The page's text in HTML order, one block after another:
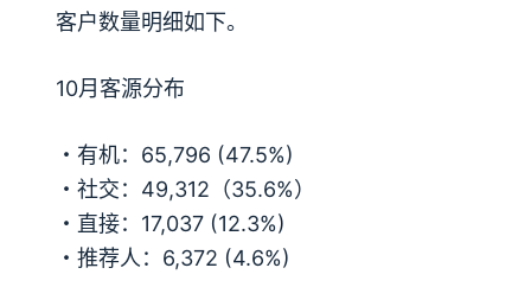
客户数量明细如下。
10月客源分布
・有机：65,796 (47.5%)
・社交：49,312（35.6%）
・直接：17,037 (12.3%)
・推荐人：6,372 (4.6%)